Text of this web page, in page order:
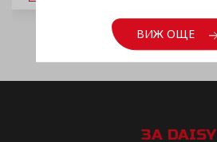
ЗА DAISY
ВИЖ ОЩЕ